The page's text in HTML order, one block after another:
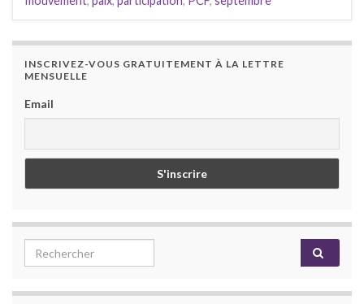
INSCRIVEZ-VOUS GRATUITEMENT À LA LETTRE
MENSUELLE
Email
Search for: